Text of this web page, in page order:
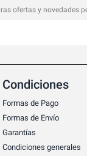
ofertas y novedades
Condiciones
Formas de Pago
Formas de Envío
Garantías
Condiciones generales